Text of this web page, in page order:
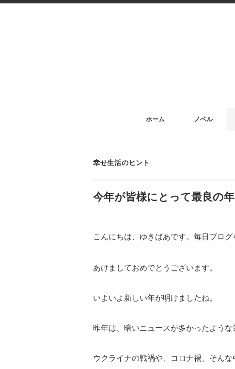
ホーム ノベル
幸せ生活のヒント
今年が皆様にとって最良の
こんにちは、ゆきばあです。毎日ブロ
あけましておめでとうございます。
いよいよ新しい年が明けましたね。
昨年は、暗いニュースが多かったような
ウクライナの戦禍や、コロナ禍、そん